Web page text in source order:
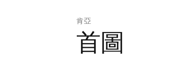
肯亞
首圖